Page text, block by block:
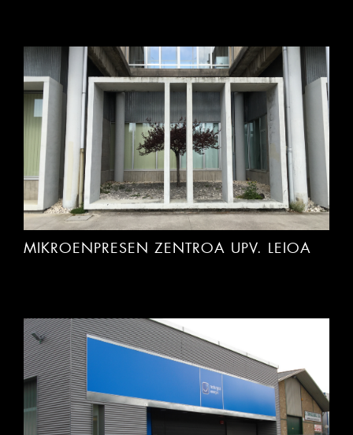
MIKROENPRESEN ZENTROA UPV. LEIOA